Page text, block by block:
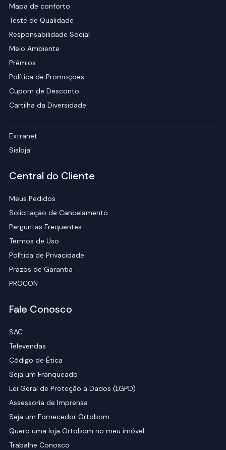
Mapa de conforto
Teste de Qualidade
Responsabilidade Social
Meio Ambiente
Prêmios
Política de Promoções
Cupom de Desconto
Cartilha da Diversidade
Extranet
Sisloja
Central do Cliente
Meus Pedidos
Solicitação de Cancelamento
Perguntas Frequentes
Termos de Uso
Política de Privacidade
Prazos de Garantia
PROCON
Fale Conosco
SAC
Televendas
Código de Ética
Seja um Franqueado
Lei Geral de Proteção a Dados (LGPD)
Assessoria de Imprensa
Seja um Fornecedor Ortobom
Quero uma loja Ortobom no meu imóvel
Trabalhe Conosco